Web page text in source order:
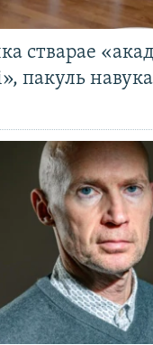
стварае
пакуль